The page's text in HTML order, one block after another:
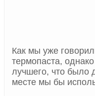
Как мы уже
термопаста,
лучшего, что было
месте мы бы